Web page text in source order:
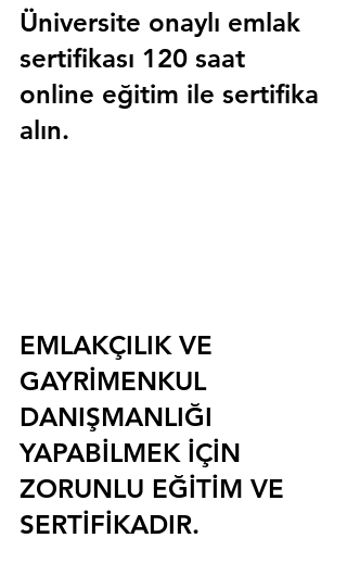
Üniversite onaylı emlak
sertifikası 120 saat
online eğitim ile sertifika
alın.
EMLAKÇILIK VE
GAYRİMENKUL
DANIŞMANLIĞI
YAPABİLMEK İÇİN
ZORUNLU EĞİTİM VE
SERTİFİKADIR.